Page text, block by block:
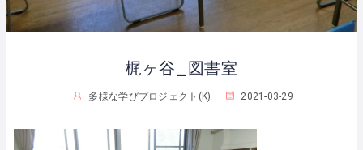
梶ヶ谷_図書室
多様な学びプロジェクト(K) 2021-03-29